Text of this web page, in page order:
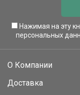
Нажимая на эту
персональных
О Компании
Доставка